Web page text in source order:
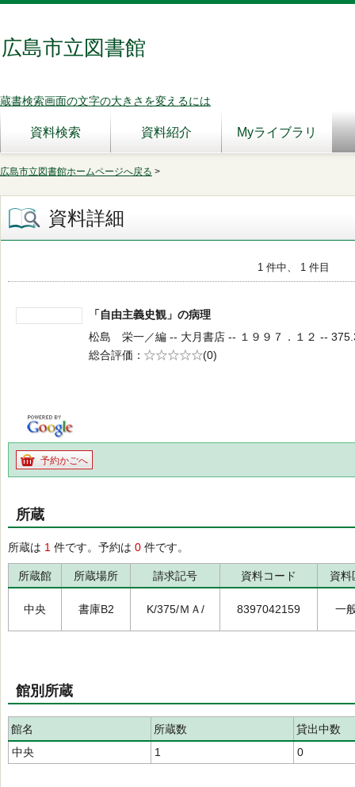
広島市立図書館
蔵書検索画面の文字の大きさを変えるには
資料検索 資料紹介 Myライブラリ
広島市立図書館ホームページへ戻る >
資料詳細
1 件中、 1 件目
「自由主義史観」の病理
松島 栄一／編 -- 大月書店 -- １９９７．１２ --
総合評価
5段階評価
(0)
予約かごへ
所蔵
所蔵は 1 件です。予約は 0 件です。
所蔵館 所蔵場所 請求記号 資料コード 資料
中央 書庫B2 K/375/ＭＡ/ 8397042159 一
館別所蔵
館名 所蔵数
貸出中数
中央
1 0